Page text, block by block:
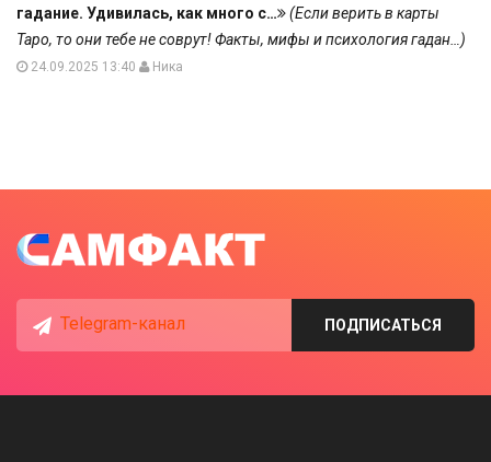
гадание. Удивилась, как много с…
(Если верить в карты
Таро, то они тебе не соврут! Факты, мифы и психология гадан…)
24.09.2025 13:40 Ника
Telegram-канал ПОДПИСАТЬСЯ